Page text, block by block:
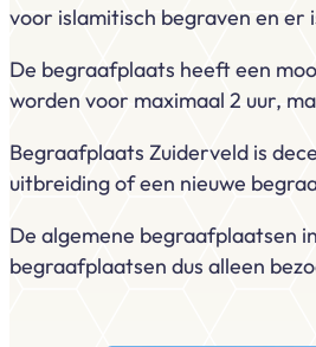
voor islamitisch begraven en
De begraafplaats heeft een
worden voor maximaal 2 uur,
Begraafplaats Zuiderveld is
uitbreiding of een nieuwe
De algemene begraafplaatsen
begraafplaatsen dus alleen